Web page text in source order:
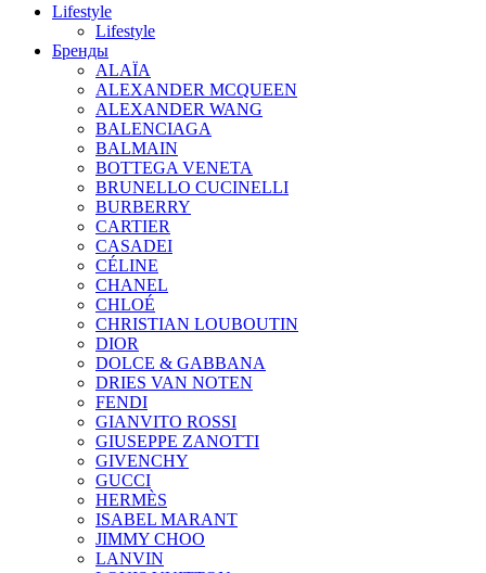
Lifestyle
Lifestyle
Бренды
ALAÏA
ALEXANDER MCQUEEN
ALEXANDER WANG
BALENCIAGA
BALMAIN
BOTTEGA VENETA
BRUNELLO CUCINELLI
BURBERRY
CARTIER
CASADEI
CÉLINE
CHANEL
CHLOÉ
CHRISTIAN LOUBOUTIN
DIOR
DOLCE & GABBANA
DRIES VAN NOTEN
FENDI
GIANVITO ROSSI
GIUSEPPE ZANOTTI
GIVENCHY
GUCCI
HERMÈS
ISABEL MARANT
JIMMY CHOO
LANVIN